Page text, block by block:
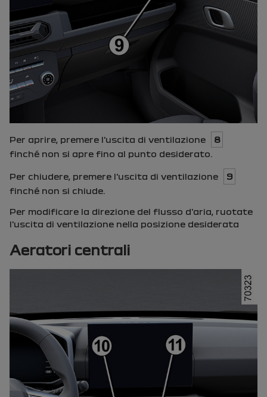
Per aprire, premere l'uscita di ventilazione
8
finché non si apre fino al punto desiderato.
Per chiudere, premere l'uscita di ventilazione
9
finché non si chiude.
Per modificare la direzione del flusso d'aria, ruotate
l'uscita di ventilazione nella posizione desiderata
Aeratori centrali